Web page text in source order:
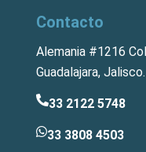
Contacto
Alemania #1216
Guadalajara, Jalisco.
33 2122 5748
33 3808 4503